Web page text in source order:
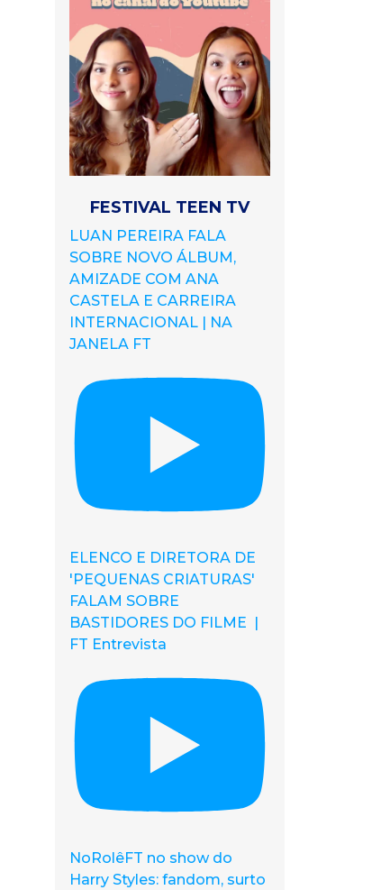
FESTIVAL TEEN TV
LUAN PEREIRA FALA
SOBRE NOVO ÁLBUM,
AMIZADE COM ANA
CASTELA E CARREIRA
INTERNACIONAL | NA
JANELA FT
ELENCO E DIRETORA DE
'PEQUENAS CRIATURAS'
FALAM SOBRE
BASTIDORES DO FILME |
FT Entrevista
NoRolêFT no show do
Harry Styles: fandom, surto